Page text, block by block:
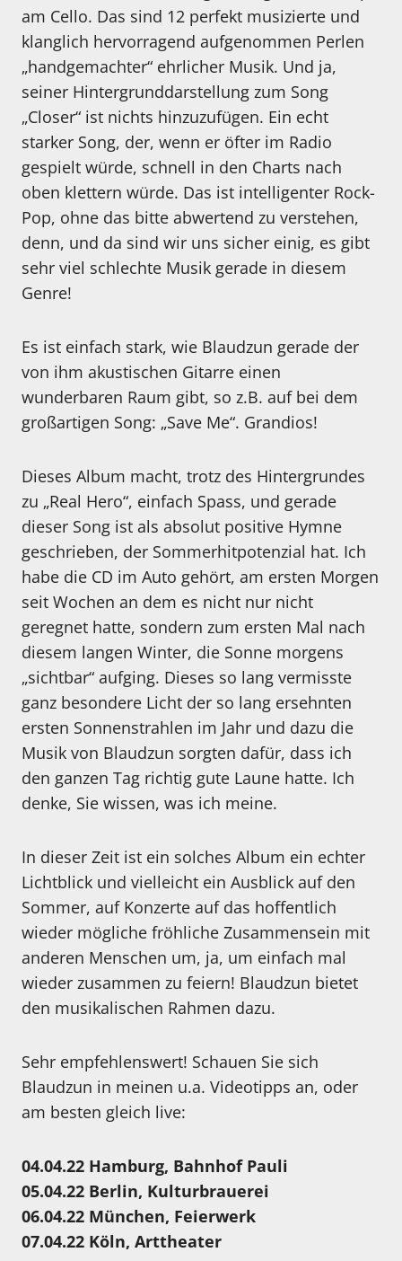
am Cello. Das sind 12 perfekt musizierte und
klanglich hervorragend aufgenommen Perlen
„handgemachter“ ehrlicher Musik. Und ja,
seiner Hintergrunddarstellung zum Song
„Closer“ ist nichts hinzuzufügen. Ein echt
starker Song, der, wenn er öfter im Radio
gespielt würde, schnell in den Charts nach
oben klettern würde. Das ist intelligenter Rock-
Pop, ohne das bitte abwertend zu verstehen,
denn, und da sind wir uns sicher einig, es gibt
sehr viel schlechte Musik gerade in diesem
Genre!
Es ist einfach stark, wie Blaudzun gerade der
von ihm akustischen Gitarre einen
wunderbaren Raum gibt, so z.B. auf bei dem
großartigen Song: „Save Me“. Grandios!
Dieses Album macht, trotz des Hintergrundes
zu „Real Hero“, einfach Spass, und gerade
dieser Song ist als absolut positive Hymne
geschrieben, der Sommerhitpotenzial hat. Ich
habe die CD im Auto gehört, am ersten Morgen
seit Wochen an dem es nicht nur nicht
geregnet hatte, sondern zum ersten Mal nach
diesem langen Winter, die Sonne morgens
„sichtbar“ aufging. Dieses so lang vermisste
ganz besondere Licht der so lang ersehnten
ersten Sonnenstrahlen im Jahr und dazu die
Musik von Blaudzun sorgten dafür, dass ich
den ganzen Tag richtig gute Laune hatte. Ich
denke, Sie wissen, was ich meine.
In dieser Zeit ist ein solches Album ein echter
Lichtblick und vielleicht ein Ausblick auf den
Sommer, auf Konzerte auf das hoffentlich
wieder mögliche fröhliche Zusammensein mit
anderen Menschen um, ja, um einfach mal
wieder zusammen zu feiern! Blaudzun bietet
den musikalischen Rahmen dazu.
Sehr empfehlenswert! Schauen Sie sich
Blaudzun in meinen u.a. Videotipps an, oder
am besten gleich live:
04.04.22 Hamburg, Bahnhof Pauli
05.04.22 Berlin, Kulturbrauerei
06.04.22 München, Feierwerk
07.04.22 Köln, Arttheater